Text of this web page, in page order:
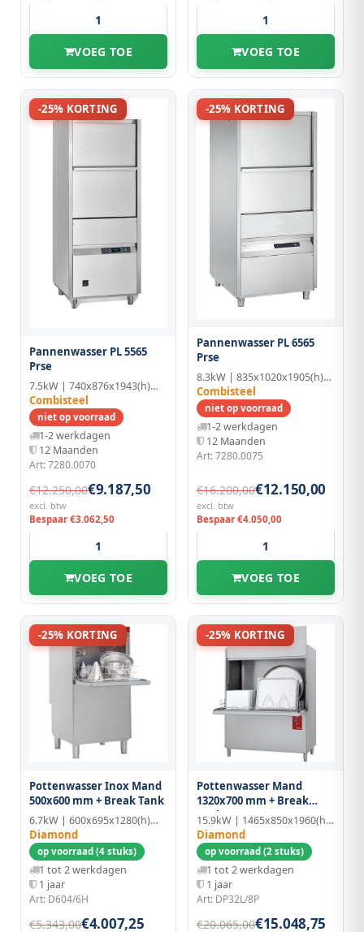
VOEG TOE VOEG TOE
-25% KORTING
Pannenwasser PL 5565
Prse
7.5kW | 740x876x1943(h)mm | RVS
Combisteel
niet op voorraad
1-2 werkdagen
12 Maanden
Art: 7280.0070
€12.250,00€9.187,50
excl. btw
Bespaar €3.062,50
VOEG TOE
-25% KORTING
Pannenwasser PL 6565
Prse
8.3kW | 835x1020x1905(h)mm | RVS
Combisteel
niet op voorraad
1-2 werkdagen
12 Maanden
Art: 7280.0075
€16.200,00€12.150,00
excl. btw
Bespaar €4.050,00
VOEG TOE
-25% KORTING
Pottenwasser Inox Mand
500x600 mm + Break Tank
6.7kW | 600x695x1280(h)mm
Diamond
op voorraad (4 stuks)
1 tot 2 werkdagen
1 jaar
Art: D604/6H
€5.343,00€4.007,25
-25% KORTING
Pottenwasser Mand
1320x700 mm + Break
Tank
15.9kW | 1465x850x1960(h)mm
Diamond
op voorraad (2 stuks)
1 tot 2 werkdagen
1 jaar
Art: DP32L/8P
€20.065,00€15.048,75